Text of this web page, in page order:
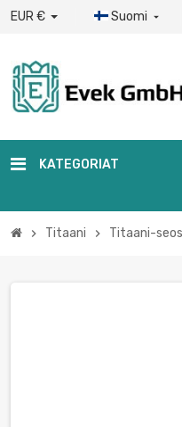
EUR € Suomi 
KATEGORIAT
chevron_right Titaani chevron_right Titaani-